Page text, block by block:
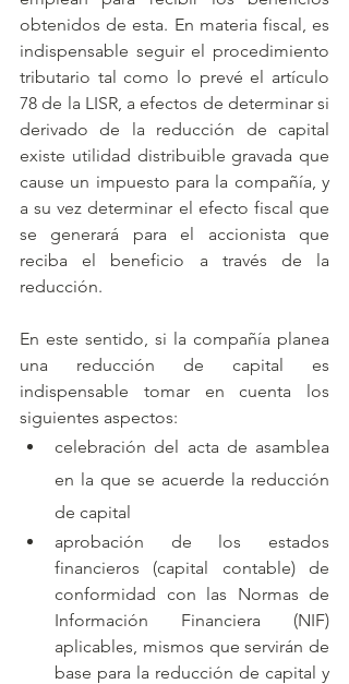
obtenidos de esta. En materia fiscal, es
indispensable seguir el procedimiento
tributario tal como lo prevé el artículo
78 de la LISR, a efectos de determinar si
derivado de la reducción de capital
existe utilidad distribuible gravada que
cause un impuesto para la compañía, y
a su vez determinar el efecto fiscal que
se generará para el accionista que
reciba el beneficio a través de la
reducción.
En este sentido, si la compañía planea
una reducción de capital es
indispensable tomar en cuenta los
siguientes aspectos:
celebración del acta de asamblea
en la que se acuerde la reducción
de capital
aprobación de los estados
financieros (capital contable) de
conformidad con las Normas de
Información Financiera (NIF)
aplicables, mismos que servirán de
base para la reducción de capital y